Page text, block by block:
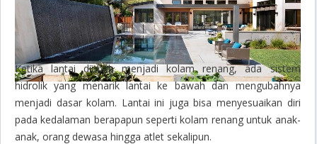
Ketika lantai diubah menjadi kolam renang, ada sistem
hidrolik yang menarik lantai ke bawah dan mengubahnya
menjadi dasar kolam. Lantai ini juga bisa menyesuaikan diri
pada kedalaman berapapun seperti kolam renang untuk anak-
anak, orang dewasa hingga atlet sekalipun.